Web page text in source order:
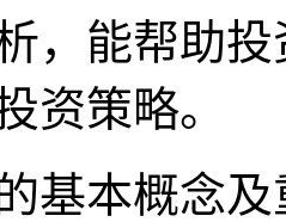
，能帮助
资策略。
基本概念及